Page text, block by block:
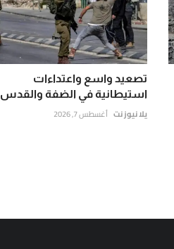
تصعيد واسع واعتداءات
استيطانية في الضفة والقدس
يلا نيوز نت أغسطس 7, 2026